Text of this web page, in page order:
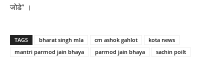
जोडे” ।
TAGS bharat singh mla cm ashok gahlot
kota news
mantri parmod jain bhaya
parmod jain bhaya sachin poilt